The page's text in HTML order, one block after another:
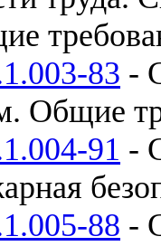
83 -
Общие
91 -
88 -